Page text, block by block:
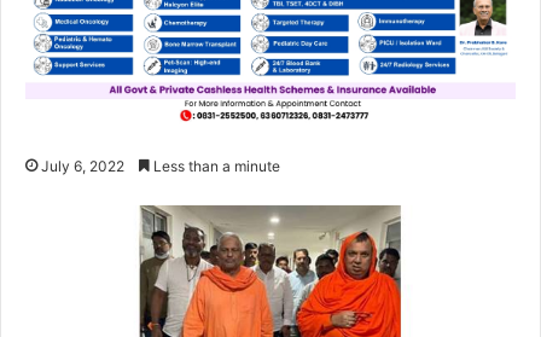
July 6, 2022 Less than a minute